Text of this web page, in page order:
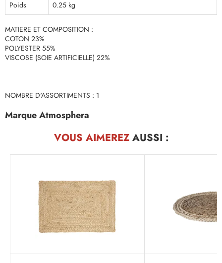
Poids
0.25 kg
MATIERE ET COMPOSITION :
COTON 23%
POLYESTER 55%
VISCOSE (SOIE ARTIFICIELLE) 22%
NOMBRE D'ASSORTIMENTS : 1
Marque Atmosphera
VOUS AIMEREZAUSSI :